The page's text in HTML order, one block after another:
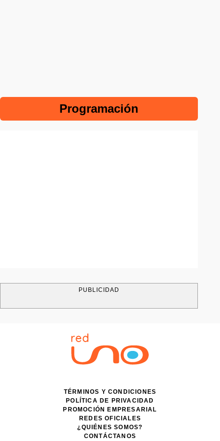
Programación
PUBLICIDAD
TÉRMINOS Y CONDICIONES
POLÍTICA DE PRIVACIDAD
PROMOCIÓN EMPRESARIAL
REDES OFICIALES
¿QUIÉNES SOMOS?
CONTÁCTANOS